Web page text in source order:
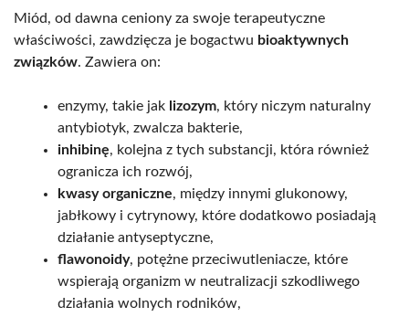
Miód, od dawna ceniony za swoje terapeutyczne
właściwości, zawdzięcza je bogactwu bioaktywnych
związków. Zawiera on:
enzymy, takie jak lizozym, który niczym naturalny
antybiotyk, zwalcza bakterie,
inhibinę, kolejna z tych substancji, która również
ogranicza ich rozwój,
kwasy organiczne, między innymi glukonowy,
jabłkowy i cytrynowy, które dodatkowo posiadają
działanie antyseptyczne,
flawonoidy, potężne przeciwutleniacze, które
wspierają organizm w neutralizacji szkodliwego
działania wolnych rodników,